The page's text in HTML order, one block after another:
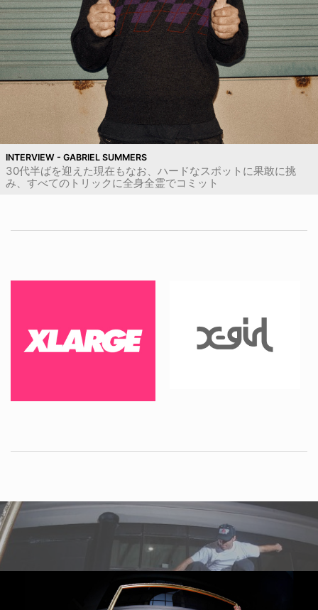
INTERVIEW - GABRIEL SUMMERS
30代半ばを迎えた現在もなお、ハードなスポットに果敢に挑
み、すべてのトリックに全身全霊でコミット